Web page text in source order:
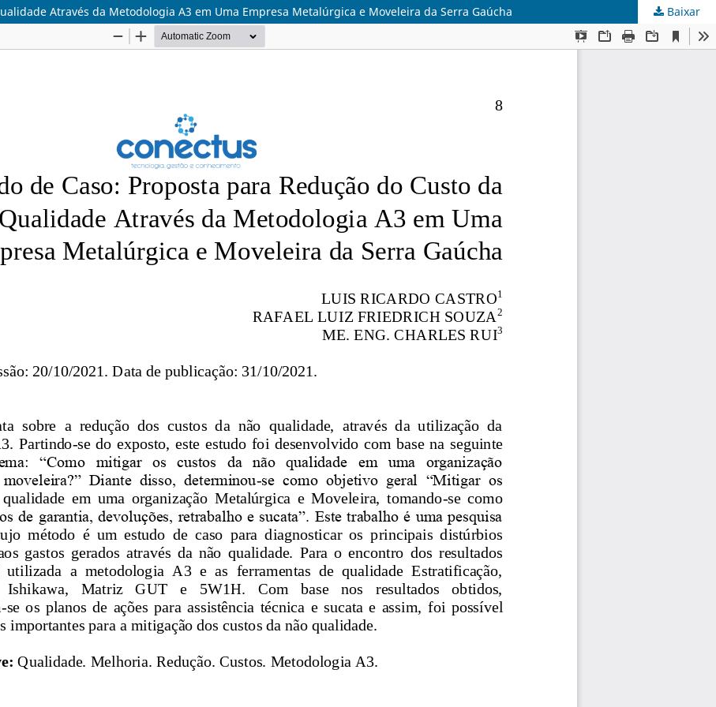
Através da Metodologia A3 em Uma Empresa Metalúrgica e Moveleira da Serra Gaúcha Baixar